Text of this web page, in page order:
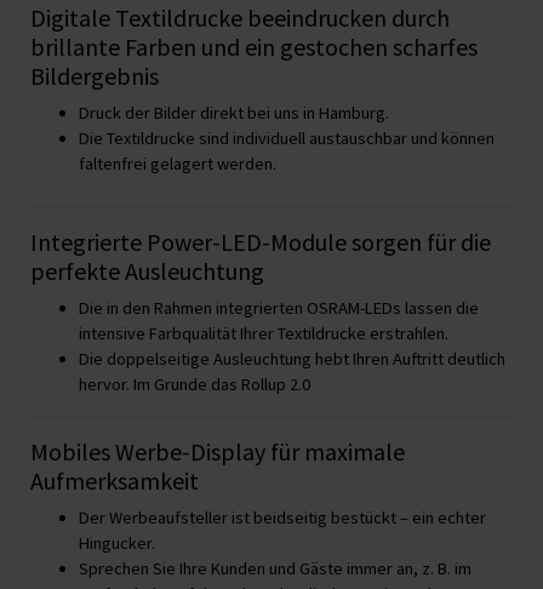
Digitale Textildrucke beeindrucken durch
brillante Farben und ein gestochen scharfes
Bildergebnis
Druck der Bilder direkt bei uns in Hamburg.
Die Textildrucke sind individuell austauschbar und können
faltenfrei gelagert werden.
Integrierte Power-LED-Module sorgen für die
perfekte Ausleuchtung
Die in den Rahmen integrierten OSRAM-LEDs lassen die
intensive Farbqualität Ihrer Textildrucke erstrahlen.
Die doppelseitige Ausleuchtung hebt Ihren Auftritt deutlich
hervor. Im Grunde das Rollup 2.0
Mobiles Werbe-Display für maximale
Aufmerksamkeit
Der Werbeaufsteller ist beidseitig bestückt – ein echter
Hingucker.
Sprechen Sie Ihre Kunden und Gäste immer an, z. B. im